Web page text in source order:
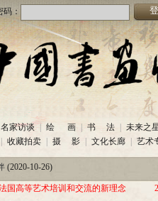
码：
名家访谈 绘 画 书 法
未来之
收藏拍卖 摄 影 文化长廊 艺术
(2020-10-26)
务咨询热线 (2020-06-26)
实力派书画家作品交流展暨三年帮助100位贫困儿童行动
(2020-10-26)
务咨询热线(2020-06-26)
实力派书画家作品交流展暨三年帮助100位贫困儿童行动
国高等艺术培训和交流的新理念